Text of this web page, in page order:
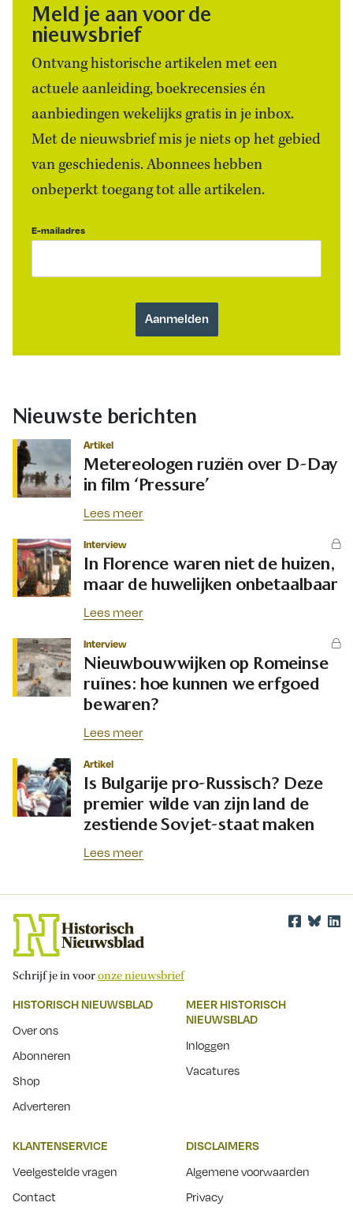
Meld je aan voor de
nieuwsbrief
Ontvang historische artikelen met een
actuele aanleiding, boekrecensies én
aanbiedingen wekelijks gratis in je inbox.
Met de nieuwsbrief mis je niets op het gebied
van geschiedenis. Abonnees hebben
onbeperkt toegang tot alle artikelen.
E-mailadres
Nieuwste berichten
Artikel
Metereologen ruziën over D-Day
in film ‘Pressure’
Lees meer
Interview
In Florence waren niet de huizen,
maar de huwelijken onbetaalbaar
Lees meer
Interview
Nieuwbouwwijken op Romeinse
ruïnes: hoe kunnen we erfgoed
bewaren?
Lees meer
Artikel
Is Bulgarije pro-Russisch? Deze
premier wilde van zijn land de
zestiende Sovjet-staat maken
Lees meer
Schrijf je in vooronze nieuwsbrief
HISTORISCH NIEUWSBLAD
Over ons
Abonneren
Shop
Adverteren
MEER HISTORISCH
NIEUWSBLAD
Inloggen
Vacatures
KLANTENSERVICE
Veelgestelde vragen
Contact
DISCLAIMERS
Algemene voorwaarden
Privacy